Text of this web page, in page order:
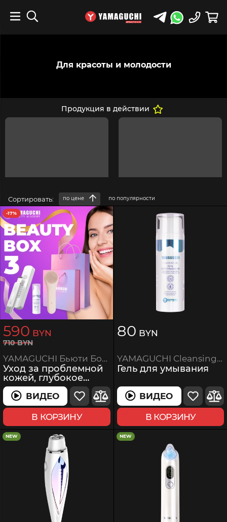
Для красоты и молодости
Продукция в действии
Сортировать: по цене по популярности
-17%
590 BYN
710BYN
YAMAGUCHI Бьюти Бокс 3
Уход за проблемной
кожей, глубокое
очищение
ВИДЕОВИДЕО
В КОРЗИНУ
80 BYN
YAMAGUCHI Cleansing Gel
Гель для умывания
ВИДЕОВИДЕО
В КОРЗИНУ
NEW NEW